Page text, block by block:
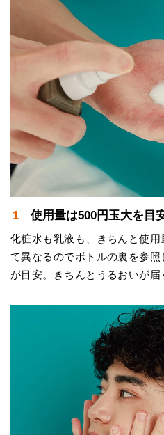
1 使用量は500円玉大を目
化粧水も乳液も、きちんと使
て異なるのでボトルの裏を参
が目安。きちんとうるおいが届